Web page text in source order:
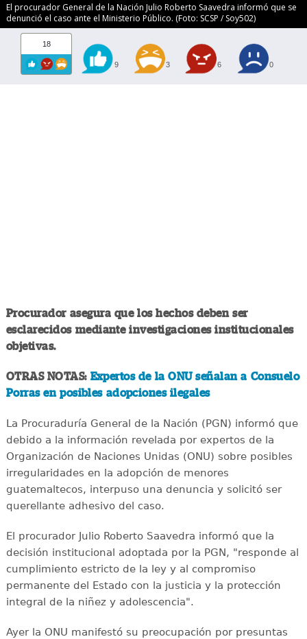
El procurador General de la Nación Julio Roberto Saavedra informó que se
denunció el caso ante el Ministerio Público. (Foto: SCSP / Soy502)
18
9 3 6 0
Procurador asegura que los hechos deben ser
esclarecidos mediante investigaciones institucionales
objetivas.
OTRAS NOTAS: Expertos de la ONU señalan a Consuelo
Porras en posibles adopciones ilegales
La Procuraduría General de la Nación (PGN) informó que
debido a la información revelada por expertos de la
Organización de Naciones Unidas (ONU) sobre posibles
irregularidades en la adopción de menores
guatemaltecos, interpuso una denuncia y solicitó ser
querellante adhesivo del caso.
El procurador Julio Roberto Saavedra informó que la
decisión institucional adoptada por la PGN, "responde al
cumplimiento estricto de la ley y al compromiso
permanente del Estado con la justicia y la protección
integral de la niñez y adolescencia".
Ayer la ONU manifestó su preocupación por presuntas